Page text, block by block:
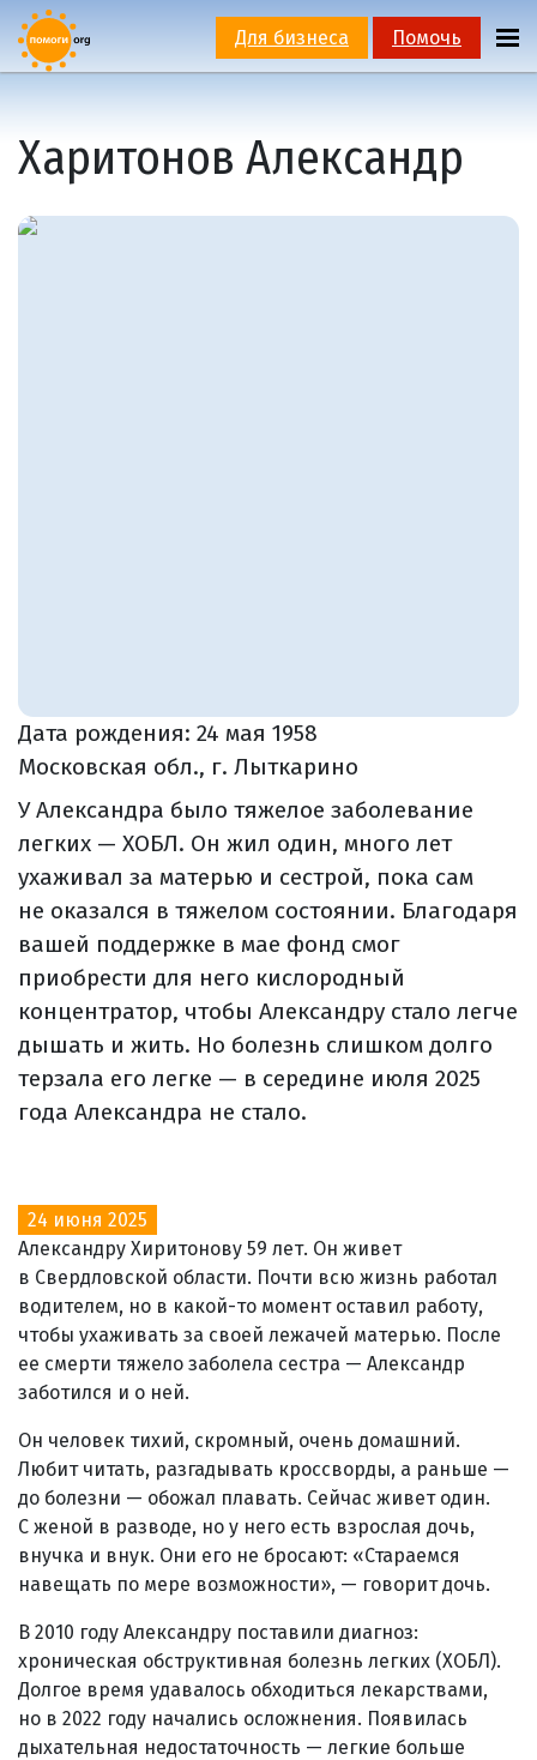
Для бизнеса Помочь
Харитонов Александр
Дата рождения: 24 мая 1958
Московская обл., г. Лыткарино
У Александра было тяжелое заболевание
легких — ХОБЛ. Он жил один, много лет
ухаживал за матерью и сестрой, пока сам
не оказался в тяжелом состоянии. Благодаря
вашей поддержке в мае фонд смог
приобрести для него кислородный
концентратор, чтобы Александру стало легче
дышать и жить. Но болезнь слишком долго
терзала его легке — в середине июля 2025
года Александра не стало.
24 июня 2025
Александру Хиритонову 59 лет. Он живет
в Свердловской области. Почти всю жизнь работал
водителем, но в какой-то момент оставил работу,
чтобы ухаживать за своей лежачей матерью. После
ее смерти тяжело заболела сестра — Александр
заботился и о ней.
Он человек тихий, скромный, очень домашний.
Любит читать, разгадывать кроссворды, а раньше —
до болезни — обожал плавать. Сейчас живет один.
С женой в разводе, но у него есть взрослая дочь,
внучка и внук. Они его не бросают: «Стараемся
навещать по мере возможности», — говорит дочь.
В 2010 году Александру поставили диагноз:
хроническая обструктивная болезнь легких (ХОБЛ).
Долгое время удавалось обходиться лекарствами,
но в 2022 году начались осложнения. Появилась
дыхательная недостаточность — легкие больше